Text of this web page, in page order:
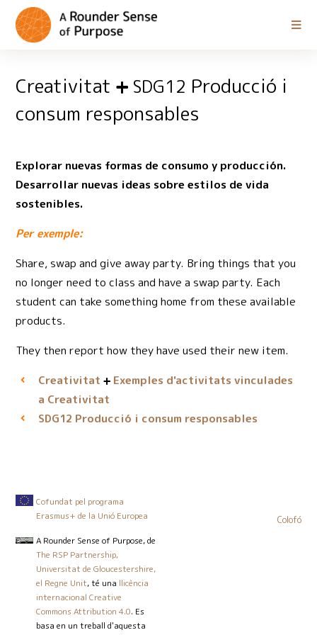
Creativitat SDG12 Producció i
consum responsables
Explorar nuevas formas de consumo y producción.
Desarrollar nuevas ideas sobre estilos de vida
sostenibles.
Per exemple:
Share, swap and give away party. Bring things that you
no longer need to class and have a swap party. Each
student can take something home from these available
products.
They then report how they have used their new item.
Creativitat
Exemples d'activitats vinculades
a Creativitat
SDG12 Producció i consum responsables
Cofundat pel programa
Erasmus+ de la Unió Europea
A Rounder Sense of Purpose, de
The RSP Partnership,
Universitat de Gloucestershire,
el Regne Unit, té una llicència
internacional Creative
Commons Attribution 4.0. Es
basa en un treball d'aquesta
Colofó